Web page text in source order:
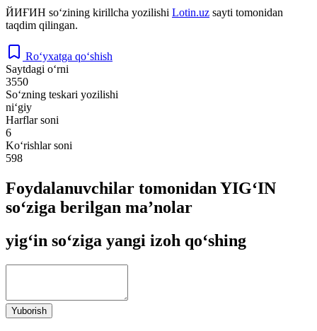
ЙИҒИН so‘zining kirillcha yozilishi Lotin.uz sayti tomonidan
taqdim qilingan.
Ro‘yxatga qo‘shish
Saytdagi o‘rni
3550
So‘zning teskari yozilishi
ni‘giy
Harflar soni
6
Ko‘rishlar soni
598
Foydalanuvchilar tomonidan YIG‘IN
so‘ziga berilgan ma’nolar
yig‘in so‘ziga yangi izoh qo‘shing
Yuborish